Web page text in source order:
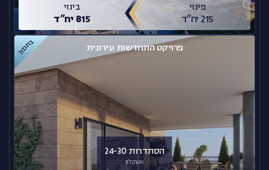
פינוי
215 יח”ד
בינוי
815 יח”ד
פרויקט התחדשות עירונית בתכנון
הסתדרות 24-30
אשקלון